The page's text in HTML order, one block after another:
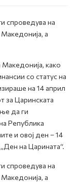
спроведува на
а
како
со статус на
на 14 април
за Царинската
да ги
Република
и овој ден – 14
на Царината“.
спроведува на
а